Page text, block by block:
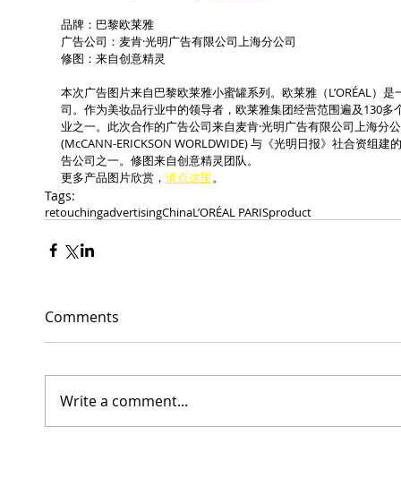
品牌：巴黎欧莱雅
广告公司：麦肯·光明广告有限公司上海分公司
修图：来自创意精灵
本次广告图片来自巴黎欧莱雅小蜜罐系列。欧莱雅（L’ORÉAL）
司。作为美妆品行业中的领导者，欧莱雅集团经营范围遍及130多
业之一。此次合作的广告公司来自麦肯·光明广告有限公司上海分
(McCANN-ERICKSON WORLDWIDE) 与《光明日报》社合资组
告公司之一。修图来自创意精灵团队。
更多产品图片欣赏， 请点这里。
Tags:
retouchingadvertisingChinaL’ORÉAL PARISproduct
Comments
Write a comment...